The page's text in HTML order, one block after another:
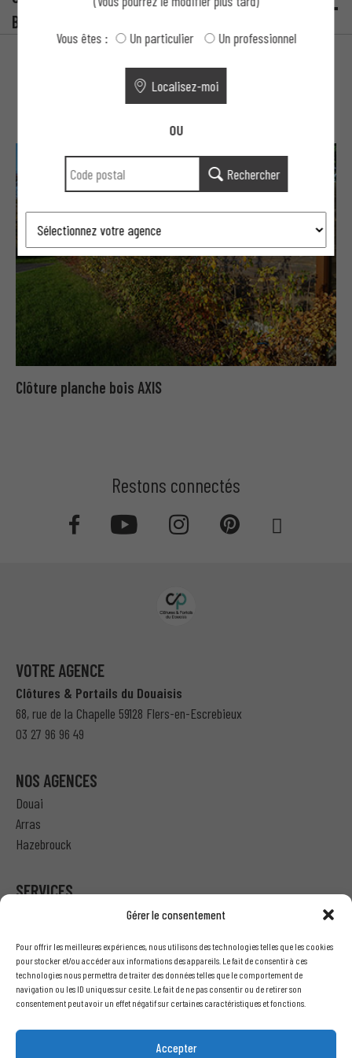
Gérer le consentement
Pour offrir les meilleures expériences, nous utilisons des technologies telles que les cookies
pour stocker et/ou accéder aux informations des appareils. Le fait de consentir à ces
technologies nous permettra de traiter des données telles que le comportement de
navigation ou les ID uniques sur ce site. Le fait de ne pas consentir ou de retirer son
consentement peut avoir un effet négatif sur certaines caractéristiques et fonctions.
Accepter
Bois Deluxe Axis ?
Suggestions
Clôture planche bois AXIS
Restons connectés
VOTRE AGENCE
Clôtures & Portails du Douaisis
68, rue de la Chapelle 59128 Flers-en-Escrebieux
03 27 96 96 49
NOS AGENCES
Douai
Arras
Hazebrouck
SERVICES
Professionnel – J’ai besoin d’un devis
Nous écrire
Recrutement
INFORMATIONS LÉGALES
Vous êtes : Un particulier Un professionnel
Localisez-moi
OU
Rechercher